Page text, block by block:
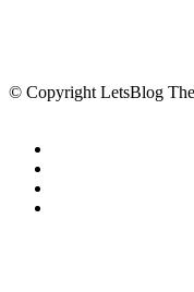
© Copyright LetsBlog